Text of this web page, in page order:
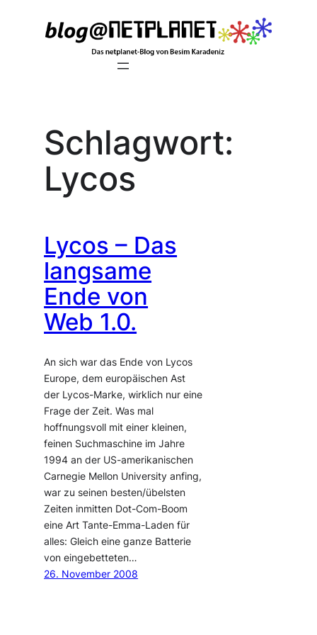
Schlagwort:
Lycos
Lycos – Das
langsame
Ende von
Web 1.0.
An sich war das Ende von Lycos
Europe, dem europäischen Ast
der Lycos-Marke, wirklich nur eine
Frage der Zeit. Was mal
hoffnungsvoll mit einer kleinen,
feinen Suchmaschine im Jahre
1994 an der US-amerikanischen
Carnegie Mellon University anfing,
war zu seinen besten/übelsten
Zeiten inmitten Dot-Com-Boom
eine Art Tante-Emma-Laden für
alles: Gleich eine ganze Batterie
von eingebetteten…
26. November 2008